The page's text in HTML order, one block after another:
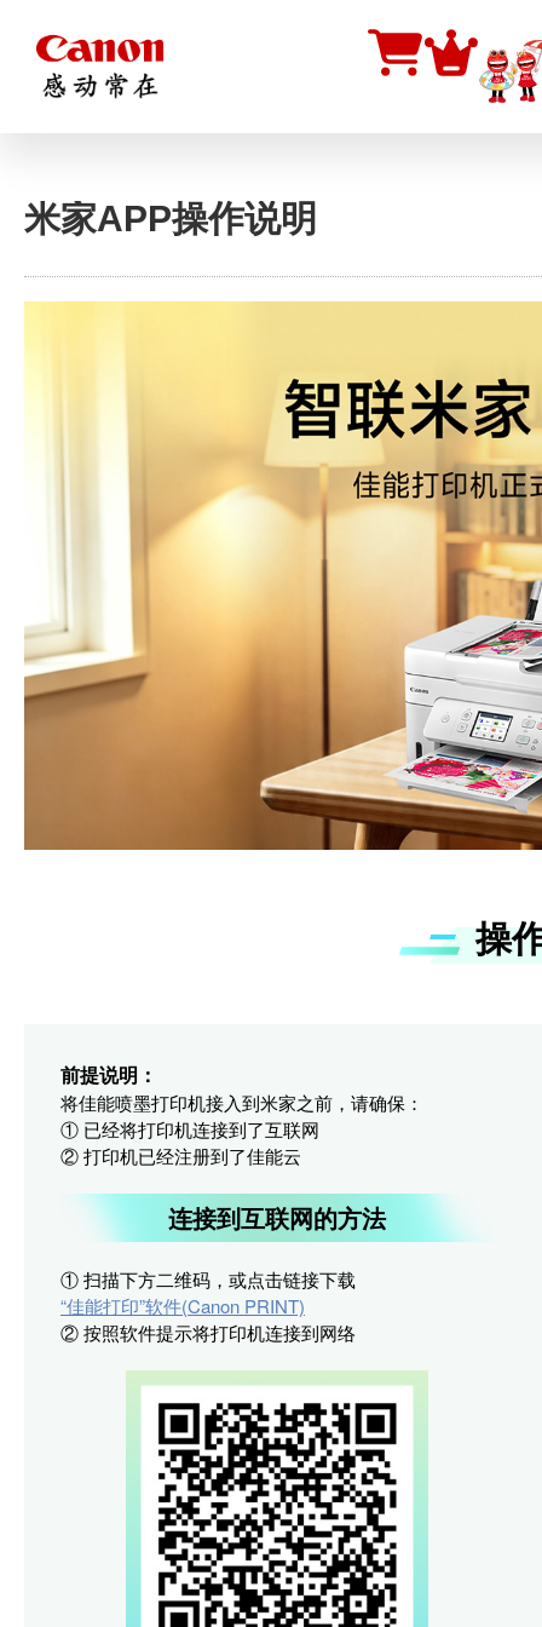
> 丰富功能
米家APP操作说明
操
前提说明：
将佳能喷墨打印机接入到米家之前，请确保：
① 已经将打印机连接到了互联网
② 打印机已经注册到了佳能云
连接到互联网的方法
① 扫描下方二维码，或点击链接下载
“佳能打印”软件(Canon PRINT)
② 按照软件提示将打印机连接到网络